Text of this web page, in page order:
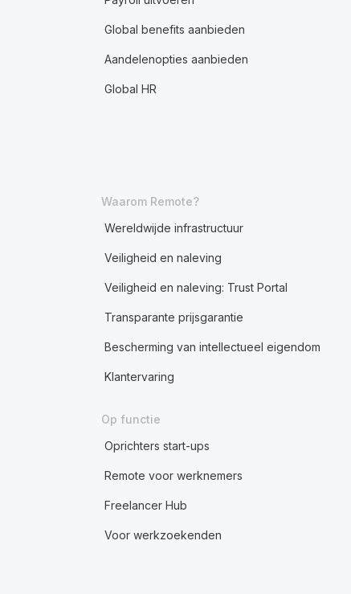
Global benefits aanbieden
Aandelenopties aanbieden
Global HR
Waarom Remote?
Wereldwijde infrastructuur
Veiligheid en naleving
Veiligheid en naleving: Trust Portal
Transparante prijsgarantie
Bescherming van intellectueel eigendom
Klantervaring
Op functie
Oprichters start-ups
Remote voor werknemers
Freelancer Hub
Voor werkzoekenden